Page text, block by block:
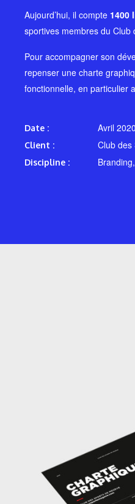
Aujourd’hui, il compte 1400
sportives membres du Club
Pour accompagner son
repenser une charte
fonctionnelle, en particulier
Date : Avril 2020
Client : Club des
Discipline :